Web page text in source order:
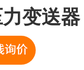
变送器